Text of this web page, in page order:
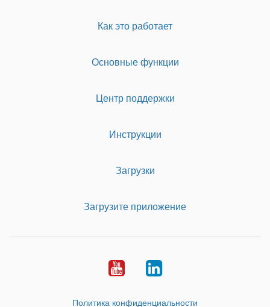
Как это работает
Основные функции
Центр поддержки
Инструкции
Загрузки
Загрузите приложение
YoutubeLinkedIn
Политика конфиденциальности